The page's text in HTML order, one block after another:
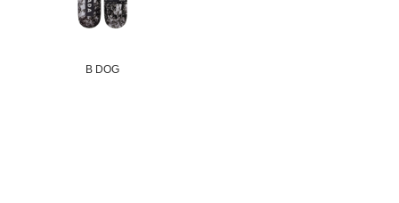
B DOG